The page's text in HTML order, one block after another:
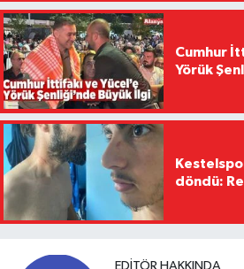
Cumhur
Yörük
döndü:
EDITÖR HAKKINDA